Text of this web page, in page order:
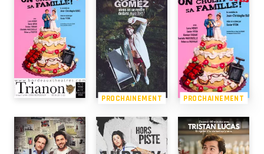
PROCHAINEMENT PROCHAINEMENT